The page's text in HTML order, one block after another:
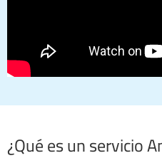
¿Qué es un servicio